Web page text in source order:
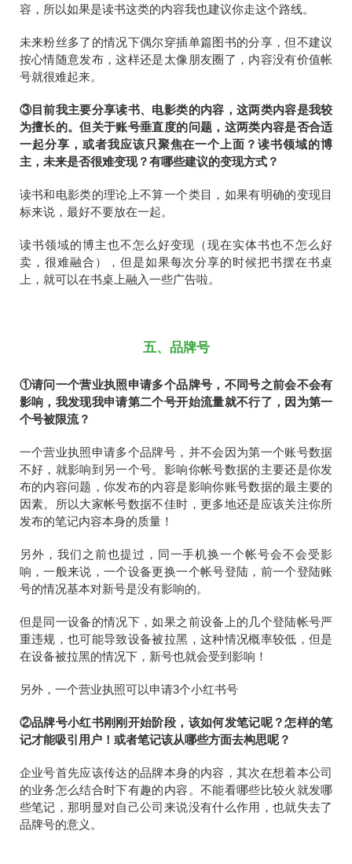
容，所以如果是读书这类的内容我也建议你走这个路线。
未来粉丝多了的情况下偶尔穿插单篇图书的分享，但不建议
按心情随意发布，这样还是太像朋友圈了，内容没有价值帐
号就很难起来。
③目前我主要分享读书、电影类的内容，这两类内容是我较
为擅长的。但关于账号垂直度的问题，这两类内容是否合适
一起分享，或者我应该只聚焦在一个上面？读书领域的博
主，未来是否很难变现？有哪些建议的变现方式？
读书和电影类的理论上不算一个类目，如果有明确的变现目
标来说，最好不要放在一起。
读书领域的博主也不怎么好变现（现在实体书也不怎么好
卖，很难融合），但是如果每次分享的时候把书摆在书桌
上，就可以在书桌上融入一些广告啦。
五、品牌号
①请问一个营业执照申请多个品牌号，不同号之前会不会有
影响，我发现我申请第二个号开始流量就不行了，因为第一
个号被限流？
一个营业执照申请多个品牌号，并不会因为第一个账号数据
不好，就影响到另一个号。影响你帐号数据的主要还是你发
布的内容问题，你发布的内容是影响你账号数据的最主要的
因素。所以大家帐号数据不佳时，更多地还是应该关注你所
发布的笔记内容本身的质量！
另外，我们之前也提过，同一手机换一个帐号会不会受影
响，一般来说，一个设备更换一个帐号登陆，前一个登陆账
号的情况基本对新号是没有影响的。
但是同一设备的情况下，如果之前设备上的几个登陆帐号严
重违规，也可能导致设备被拉黑，这种情况概率较低，但是
在设备被拉黑的情况下，新号也就会受到影响！
另外，一个营业执照可以申请3个小红书号
②品牌号小红书刚刚开始阶段，该如何发笔记呢？怎样的笔
记才能吸引用户！或者笔记该从哪些方面去构思呢？
企业号首先应该传达的品牌本身的内容，其次在想着本公司
的业务怎么结合时下有趣的内容。不能看哪些比较火就发哪
些笔记，那明显对自己公司来说没有什么作用，也就失去了
品牌号的意义。